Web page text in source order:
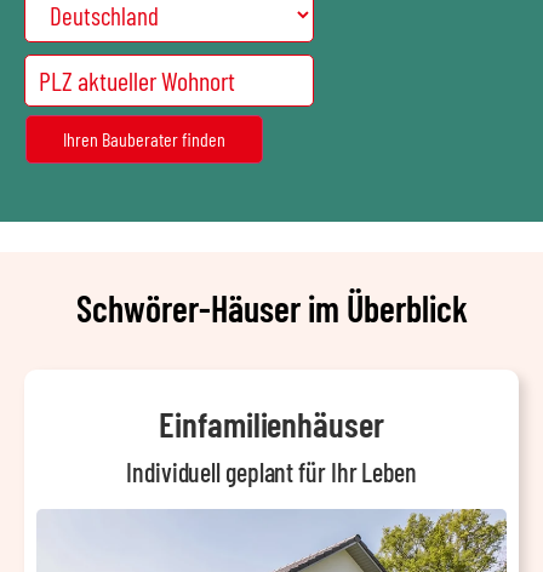
Schwörer-Häuser im Überblick
Einfamilienhäuser
Individuell geplant für Ihr Leben